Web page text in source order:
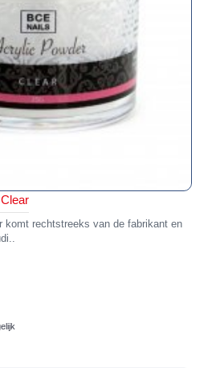
komt rechtstreeks van de fabrikant en